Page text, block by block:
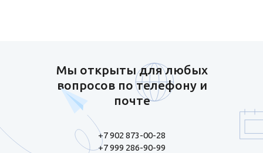
Мы открыты для любых
вопросов по телефону и
почте
+7 902 873-00-28
+7 999 286-90-99